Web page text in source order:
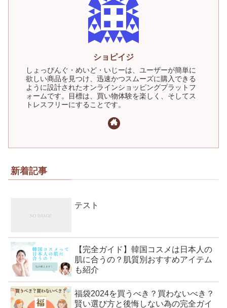
ショピイジ
しょっぴんぐ・めいど・いじーは、ユーザーが簡単に
欲しい商品を見つけ、迅速かつスムーズに購入できる
ように設計されたオンラインショッピングプラットフ
ォームです。目標は、買い物体験を楽しく、そしてス
トレスフリーにすることです。
新着記事
テスト
【完全ガイド】韓国コスメは日本人の
肌に合うの？肌質別おすすめアイテム
も紹介
福袋2024を買うべき？買わないべき？
賢い選び方と後悔しない為の完全ガイ